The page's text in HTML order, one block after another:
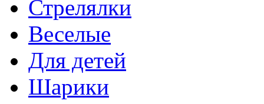
Стрелялки
Веселые
Для детей
Шарики